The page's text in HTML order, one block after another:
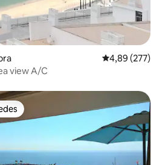
4,89 de uma
4,89 (277)
view A/C
dos hóspedes